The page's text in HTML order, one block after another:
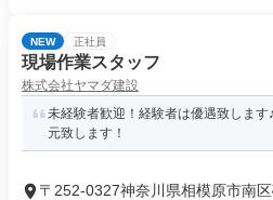
NEW 正社員
現場作業スタッフ
株式会社ヤマダ建設
未経験者歓迎！経験者は優遇致しま
元致します！
〒252-0327神奈川県相模原市南